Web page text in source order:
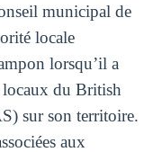
municipal de
locale
lorsqu’il a
du British
sur son territoire.
aux